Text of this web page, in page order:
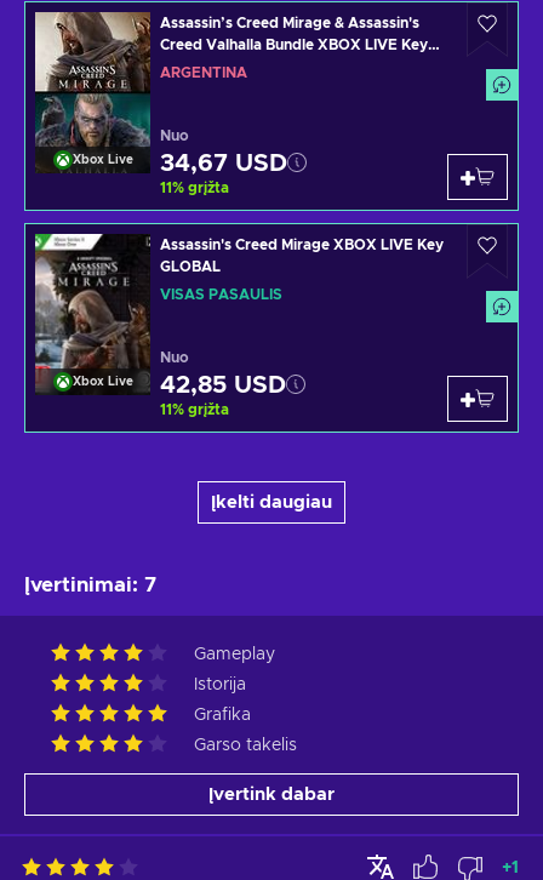
Xbox Live
Assassin’s Creed Mirage & Assassin's
Creed Valhalla Bundle XBOX LIVE Key
ARGENTINA
ARGENTINA
Nuo
34,67 USD
11% grįžta
Xbox Live
Assassin's Creed Mirage XBOX LIVE Key
GLOBAL
VISAS PASAULIS
Nuo
42,85 USD
11% grįžta
Įkelti daugiau
Įvertinimai: 7
Gameplay
Istorija
Grafika
Garso takelis
Įvertink dabar
+1